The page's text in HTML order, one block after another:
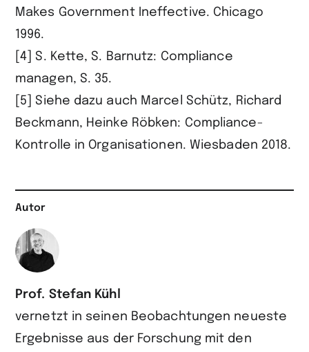
Makes Government Ineffective. Chicago
1996.
[4] S. Kette, S. Barnutz: Compliance
managen, S. 35.
[5] Siehe dazu auch Marcel Schütz, Richard
Beckmann, Heinke Röbken: Compliance-
Kontrolle in Organisationen. Wiesbaden 2018.
Autor
Prof. Stefan Kühl
vernetzt in seinen Beobachtungen neueste
Ergebnisse aus der Forschung mit den